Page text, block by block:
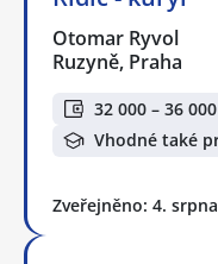
Otomar Ryvol
Ruzyně, Praha
32 000 – 36
Vhodné také
Zveřejněno: 4. srpna